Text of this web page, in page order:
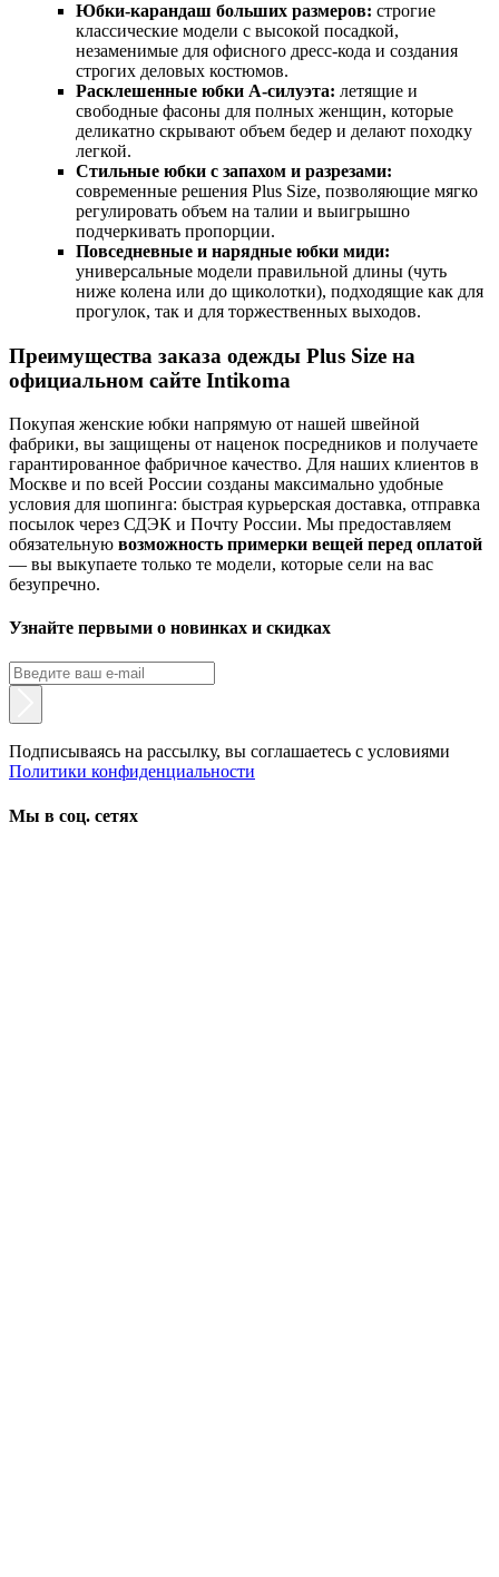
Юбки-карандаш больших размеров: строгие
классические модели с высокой посадкой,
незаменимые для офисного дресс-кода и создания
строгих деловых костюмов.
Расклешенные юбки А-силуэта: летящие и
свободные фасоны для полных женщин, которые
деликатно скрывают объем бедер и делают походку
легкой.
Стильные юбки с запахом и разрезами:
современные решения Plus Size, позволяющие мягко
регулировать объем на талии и выигрышно
подчеркивать пропорции.
Повседневные и нарядные юбки миди:
универсальные модели правильной длины (чуть
ниже колена или до щиколотки), подходящие как для
прогулок, так и для торжественных выходов.
Преимущества заказа одежды Plus Size на
официальном сайте Intikoma
Покупая женские юбки напрямую от нашей швейной
фабрики, вы защищены от наценок посредников и получаете
гарантированное фабричное качество. Для наших клиентов в
Москве и по всей России созданы максимально удобные
условия для шопинга: быстрая курьерская доставка, отправка
посылок через СДЭК и Почту России. Мы предоставляем
обязательную возможность примерки вещей перед оплатой
— вы выкупаете только те модели, которые сели на вас
безупречно.
Узнайте первыми о новинках и скидках
Подписываясь на рассылку, вы соглашаетесь с условиями
Политики конфиденциальности
Мы в соц. сетях